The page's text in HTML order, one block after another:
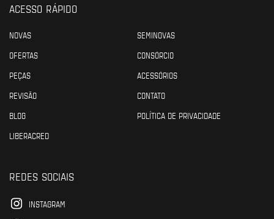
ACESSO RÁPIDO
NOVAS
SEMINOVAS
OFERTAS
CONSÓRCIO
PEÇAS
ACESSÓRIOS
REVISÃO
CONTATO
BLOG
POLÍTICA DE PRIVACIDADE
LIBERACRED
REDES SOCIAIS
INSTAGRAM